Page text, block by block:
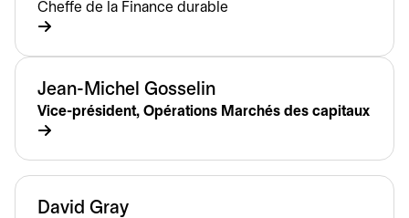
Cheffe de la Finance durable
Jean-Michel Gosselin
Vice-président, Opérations Marchés des capitaux
David Gray